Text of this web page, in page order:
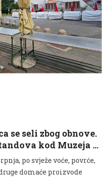
se seli zbog obnove.
kod Muzeja …
po svježe voće, povrće,
domaće proizvode